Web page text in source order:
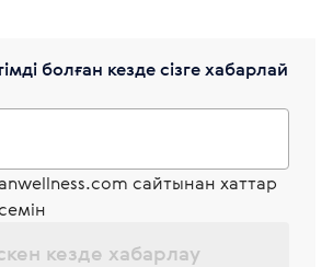
болған кезде сізге хабарлай
сайтынан хаттар
кезде хабарлау